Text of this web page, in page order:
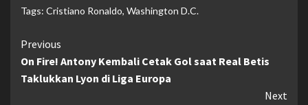
Tags: Cristiano Ronaldo, Washington D.C.
Continue
Reading
Previous
On Fire! Antony Kembali Cetak Gol saat Real Betis
Taklukkan Lyon di Liga Europa
Next